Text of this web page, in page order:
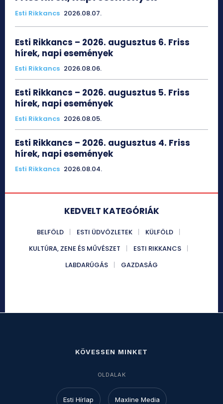
Esti Rikkancs 2026.08.07.
Esti Rikkancs – 2026. augusztus 6. Friss
hírek, napi események
Esti Rikkancs 2026.08.06.
Esti Rikkancs – 2026. augusztus 5. Friss
hírek, napi események
Esti Rikkancs 2026.08.05.
Esti Rikkancs – 2026. augusztus 4. Friss
hírek, napi események
Esti Rikkancs 2026.08.04.
KEDVELT KATEGÓRIÁK
BELFÖLD ESTI ÜDVÖZLETEK
KÜLFÖLD
KULTÚRA, ZENE ÉS MŰVÉSZET
ESTI RIKKANCS
LABDARÚGÁS
GAZDASÁG
KÖVESSEN MINKET
OLDALAK
Esti Hírlap Maxline Media